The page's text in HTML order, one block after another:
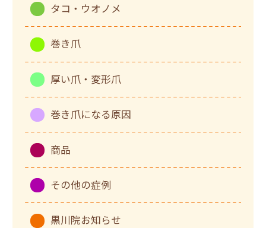
タコ・ウオノメ
巻き爪
厚い爪・変形爪
巻き爪になる原因
商品
その他の症例
黒川院お知らせ